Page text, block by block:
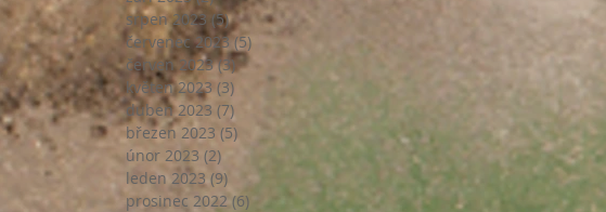
srpen 2023 (5)5 příspěvků
červenec 2023 (5) 5 příspěvků
červen 2023 (3)3 příspěvky
květen 2023 (3)
duben 2023 (7) 7 příspěvků
březen 2023 (5) 5 příspěvků
únor 2023 (2) 2 příspěvky
leden 2023 (9)
prosinec 2022 (6) 6 příspěvků